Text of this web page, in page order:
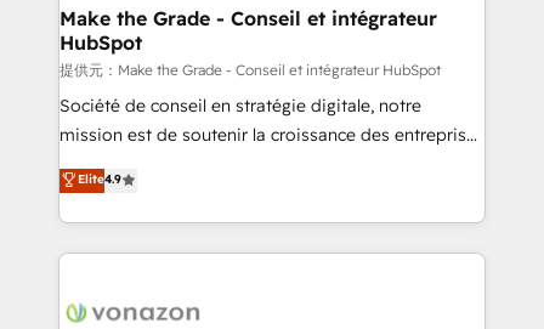
avec un engagement total, alignant processus
métiers et technologie, et guidant vos équipes à
travers le changement, tout en centrant vos objectifs
d’entreprise. Grâce à une méthodologie éprouvée
auprès de plus de 400 clients, nous comprenons
HubSpot dans votre organisation. Pour toute
question technique ou besoin de structuration de
Make the Grade - Conseil et intégrateur
HubSpot
提供元：Make the Grade - Conseil et intégrateur HubSpot
Société de conseil en stratégie digitale, notre
mission est de soutenir la croissance des entreprises
B2B à travers l’acquisition de nouveaux clients,
l'intégration CRM et le développement des revenus
auprès de vos comptes existants. En France et à
l'international, nous travaillons avec des ETI
delà d’une simple transformation digitale et des
Elite4.9